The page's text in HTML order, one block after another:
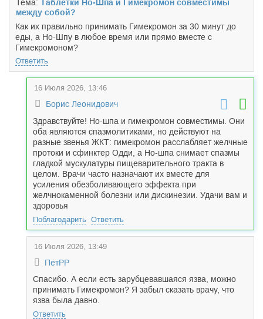
Тема:
Таблетки Но-Шпа и Гимекромон совместимы
между собой?
Как их правильно принимать Гимекромон за 30 минут до
еды, а Но-Шпу в любое время или прямо вместе с
Гимекромоном?
Ответить
16 Июля 2026, 13:46
Борис Леонидович
Здравствуйте! Но-шпа и гимекромон совместимы. Они
оба являются спазмолитиками, но действуют на
разные звенья ЖКТ: гимекромон расслабляет желчные
протоки и сфинктер Одди, а Но-шпа снимает спазмы
гладкой мускулатуры пищеварительного тракта в
целом. Врачи часто назначают их вместе для
усиления обезболивающего эффекта при
желчнокаменной болезни или дискинезии. Удачи вам и
здоровья
Поблагодарить Ответить
16 Июля 2026, 13:49
ПётРР
Спасибо. А если есть зарубцевавшаяся язва, можно
принимать Гимекромон? Я забыл сказать врачу, что
язва была давно.
Ответить